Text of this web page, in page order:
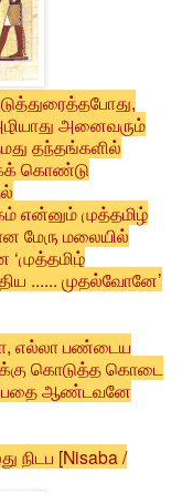
அனைவரும்
தந்தங்களில்
கொண்டு
என்னும் முத்தமிழ்
மேரு மலையில்
...... முதல்வோனே’
எல்லா பண்டைய
கொடுத்த கொடை
ஆண்டவனே
நிடப [Nisaba /